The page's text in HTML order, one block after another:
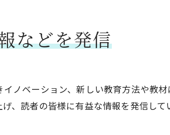
などを発信
ノベーション、新しい教育方法や教
、読者の皆様に有益な情報を発信して